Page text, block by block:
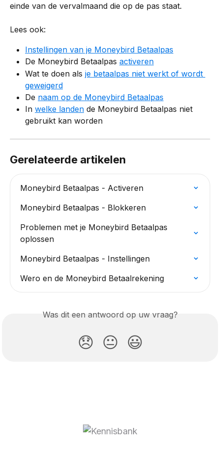
einde van de vervalmaand die op de pas staat.
Lees ook:
Instellingen van je Moneybird Betaalpas
De Moneybird Betaalpas activeren
Wat te doen als je betaalpas niet werkt of wordt
geweigerd
De naam op de Moneybird Betaalpas
In welke landen de Moneybird Betaalpas niet
gebruikt kan worden
Gerelateerde artikelen
Moneybird Betaalpas - Activeren
Moneybird Betaalpas - Blokkeren
Problemen met je Moneybird Betaalpas
oplossen
Moneybird Betaalpas - Instellingen
Wero en de Moneybird Betaalrekening
Was dit een antwoord op uw vraag?
😞 😐 😃